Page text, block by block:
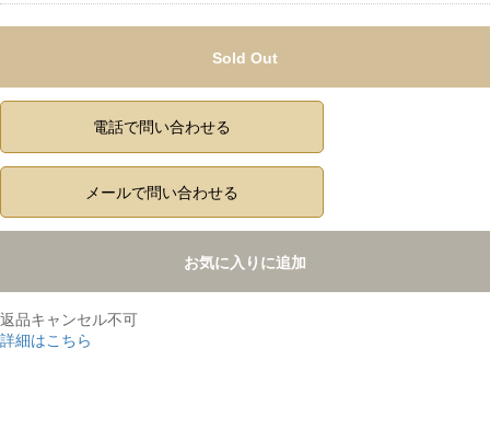
Sold Out
電話で問い合わせる
メールで問い合わせる
お気に入りに追加
返品キャンセル不可
詳細はこちら